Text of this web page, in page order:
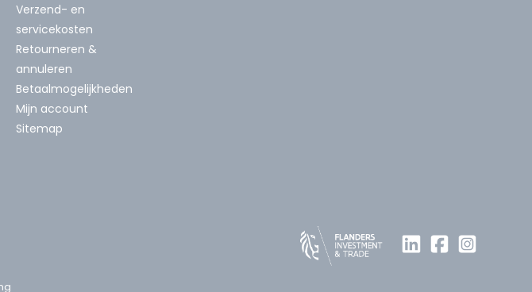
Verzend- en
servicekosten
Retourneren &
annuleren
Betaalmogelijkheden
Mijn account
Sitemap